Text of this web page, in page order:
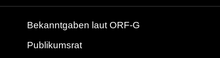
Bekanntgaben laut ORF-G
Publikumsrat